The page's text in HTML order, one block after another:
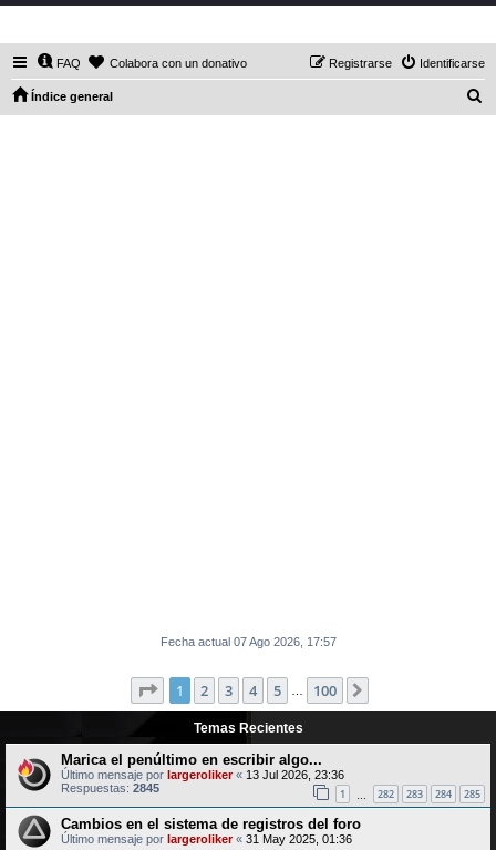
FAQ Colabora con un donativo Identificarse
Registrarse
Índice general
Fecha actual 07 Ago 2026, 17:57
Página de 100
1 2 3 4 5 100
Temas Recientes
Marica el penúltimo en escribir algo...
Último mensaje por largeroliker« 13 Jul 2026, 23:36
Respuestas: 2845 1 282 283 284 285
Cambios en el sistema de registros del foro
Último mensaje por largeroliker« 31 May 2025, 01:36